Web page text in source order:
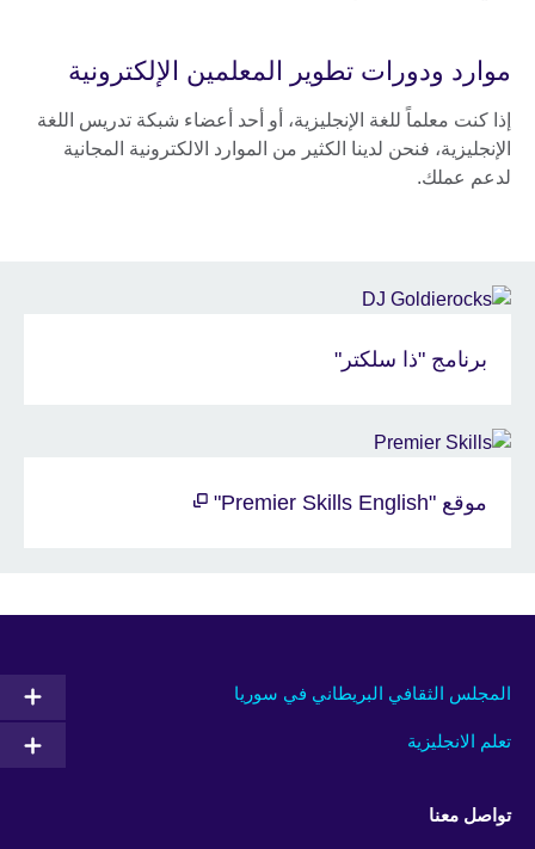
موارد ودورات تطوير المعلمين الإلكترونية
إذا كنت معلماً للغة الإنجليزية، أو أحد أعضاء شبكة تدريس اللغة
الإنجليزية، فنحن لدينا الكثير من الموارد الالكترونية المجانية
لدعم عملك.
برنامج "ذا سلكتر"
موقع "Premier Skills English"
المجلس الثقافي البريطاني في سوريا
تعلم الانجليزية
تواصل معنا